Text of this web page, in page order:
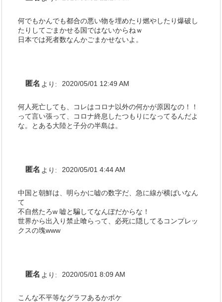
何でもかんでも都合の悪い物を埋めたり燃やしたり爆破し
たりしてごまかせる国ではないからねｗ
日本では死者数なんかごまかせないよ。
匿名 より: 2020/05/01 12:49 AM
何人死亡しても、コレはコロナ以外の何かが原因なの！！
って言い張って、コロナ終息したつもりになってるんだよ
な。とある大陸と子分の半島は。
匿名 より: 2020/05/01 4:44 AM
中国と朝鮮は、明らかに嘘の数字だ、急に線が横ばいなん
て
不自然たろw 嘘と騙してなんぼだからな！
世界から出入り禁止喰らって、必死に隠してるコンプレッ
クスの塊www
匿名 より: 2020/05/01 8:09 AM
こんな不平等なグラフあるかボケ